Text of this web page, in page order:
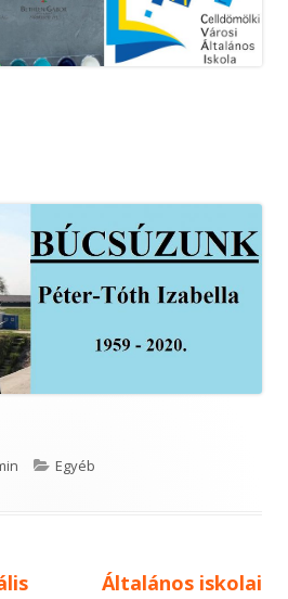
Categories
Egyéb
Next
Általános iskolai